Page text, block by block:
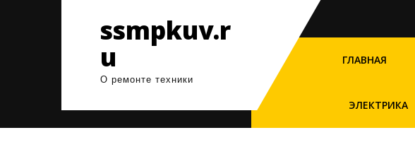
ssmpkuv.r
u
О ремонте техники
ГЛАВНАЯ
ЭЛЕКТРИКА